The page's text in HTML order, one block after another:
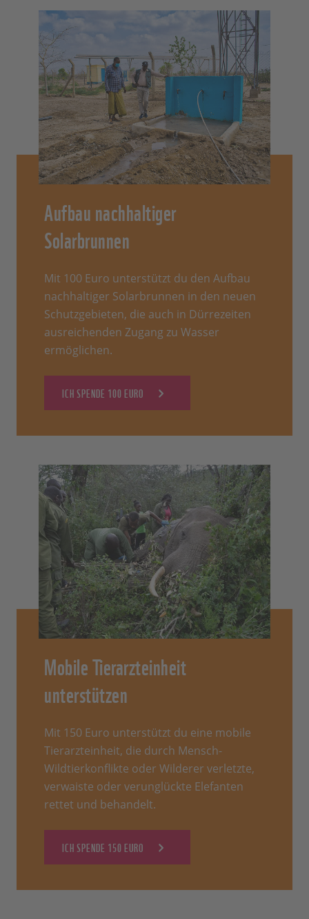
Aufbau nachhaltiger
Solarbrunnen
Mit 100 Euro unterstützt du den Aufbau
nachhaltiger Solarbrunnen in den neuen
Schutzgebieten, die auch in Dürrezeiten
ausreichenden Zugang zu Wasser
ermöglichen.
ICH SPENDE 100 EURO
Mobile Tierarzteinheit
unterstützen
Mit 150 Euro unterstützt du eine mobile
Tierarzteinheit, die durch Mensch-
Wildtierkonflikte oder Wilderer verletzte,
verwaiste oder verunglückte Elefanten
rettet und behandelt.
ICH SPENDE 150 EURO